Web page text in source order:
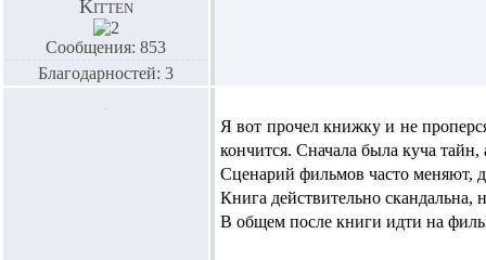
Kitten
Сообщения: 853
Благодарностей: 3
Я вот прочел книжку и не
кончится. Сначала была куча
Сценарий фильмов часто меняют,
Книга действительно скандальна,
В общем после книги идти на